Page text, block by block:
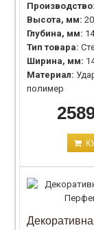
Высота, мм:
Глубина, мм:
Тип товара:
Ширина, мм:
Материал:
полимер